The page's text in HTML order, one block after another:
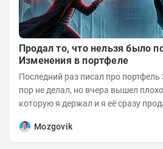
Продал то, что нельзя было
Изменения в портфеле
Последний раз писал про портфель 30 июня и сделок с тех
пор не делал, но вчера вышел
которую я держал и я её сразу продал.
Mozgovik